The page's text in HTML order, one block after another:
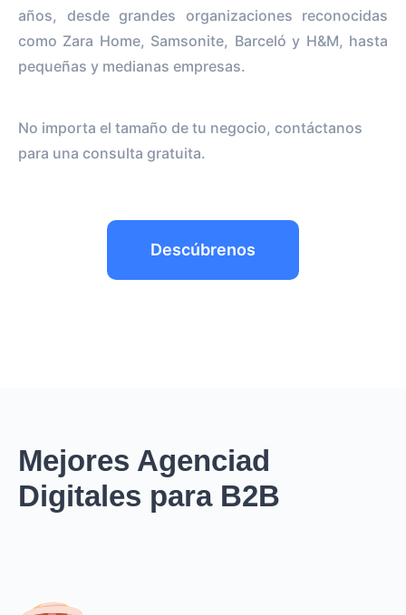
años, desde grandes organizaciones reconocidas
como Zara Home, Samsonite, Barceló y H&M, hasta
pequeñas y medianas empresas.
No importa el tamaño de tu negocio, contáctanos
para una consulta gratuita.
Descúbrenos
Mejores Agenciad
Digitales para B2B